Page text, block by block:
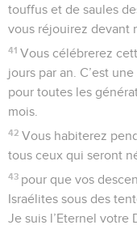
moisson précédente,
la vigne non taillée,
terre.
6 Vous vous nourrirez
son temps de repos,
ouvrier journalier et
7 ainsi que ton bétail
dans ton pays : tout
nourriture.
L'année de la